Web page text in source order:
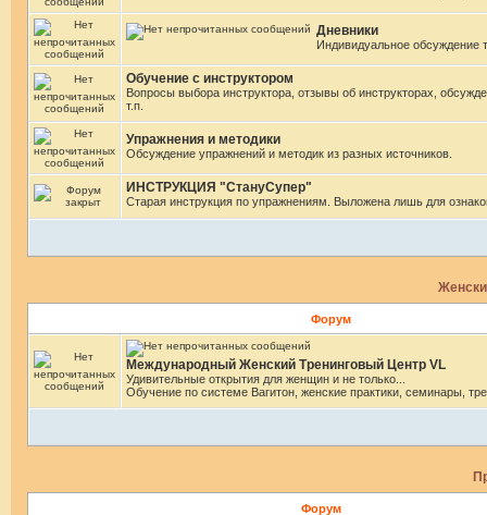
Дневники
Индивидуальное обсуждение
Обучение с инструктором
Вопросы выбора инструктора, отзывы об инструкторах,
т.п.
Упражнения и методики
Обсуждение упражнений и методик из разных источников.
ИНСТРУКЦИЯ "СтануСупер"
Старая инструкция по упражнениям. Выложена лишь для
Форум
Международный Женский Тренинговый Центр VL
Удивительные открытия для женщин и не только...
Обучение по системе Вагитон, женские практики, семинары,
Форум